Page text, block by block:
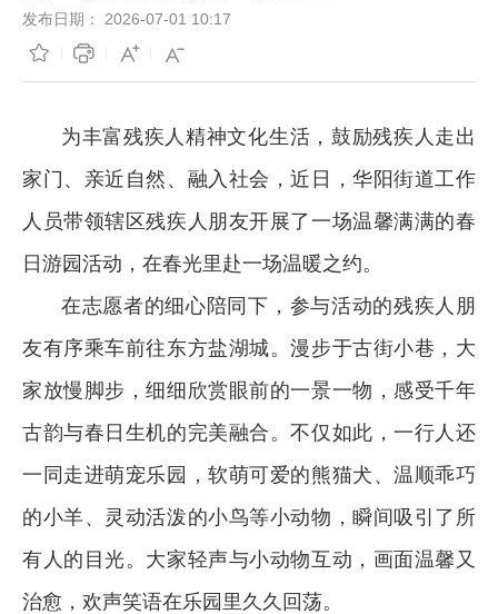
发布日期：
2026-07-01 10:17
为丰富残疾人精神文化生活，鼓励残疾人走出
家门、亲近自然、融入社会，近日，华阳街道工作
人员带领辖区残疾人朋友开展了一场温馨满满的春
日游园活动，在春光里赴一场温暖之约。
在志愿者的细心陪同下，参与活动的残疾人朋
友有序乘车前往东方盐湖城。漫步于古街小巷，大
家放慢脚步，细细欣赏眼前的一景一物，感受千年
古韵与春日生机的完美融合。不仅如此，一行人还
一同走进萌宠乐园，软萌可爱的熊猫犬、温顺乖巧
的小羊、灵动活泼的小鸟等小动物，瞬间吸引了所
有人的目光。大家轻声与小动物互动，画面温馨又
治愈，欢声笑语在乐园里久久回荡。